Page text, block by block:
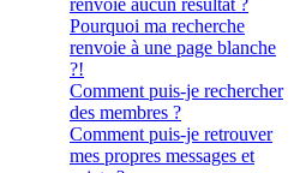
renvoie aucun résultat ?
Pourquoi ma recherche
renvoie à une page blanche
?!
Comment puis-je rechercher
des membres ?
Comment puis-je retrouver
mes propres messages et